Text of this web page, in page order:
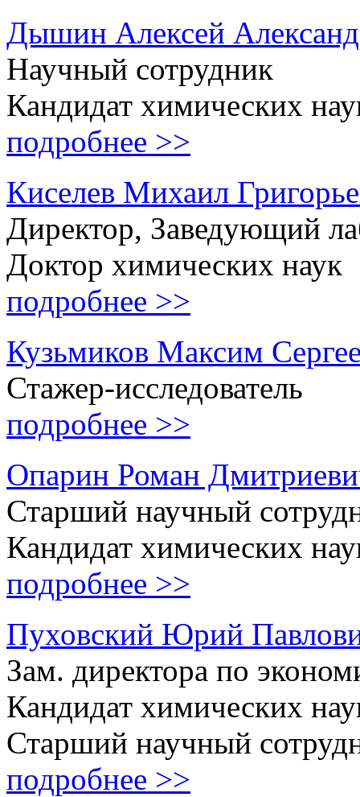
Дышин Алексей
Научный сотрудник
Кандидат химических
подробнее >>
Киселев Михаил
Директор, Заведующий
Доктор химических наук
подробнее >>
Кузьмиков Максим
Стажер-исследователь
подробнее >>
Опарин Роман
Старший научный
Кандидат химических
подробнее >>
Пуховский Юрий
Зам. директора по
Кандидат химических
Старший научный
подробнее >>